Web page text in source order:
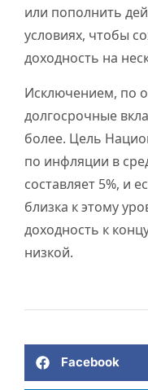
или пополнить
условиях, чтобы
доходность на
Исключением, по
долгосрочные
более. Цель
по инфляции в
составляет 5%, и
близка к этому
доходность к
низкой.
Facebook